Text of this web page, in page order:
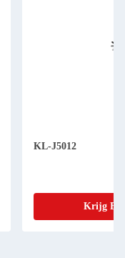
KL-J5012
Krijg